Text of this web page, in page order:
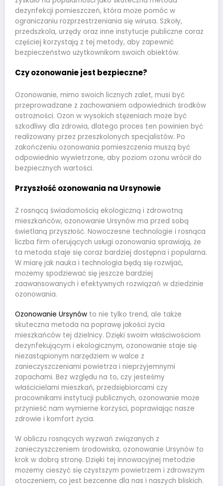
dezynfekcji pomieszczeń, która może pomóc w
ograniczaniu rozprzestrzeniania się wirusa. Szkoły,
przedszkola, urzędy oraz inne instytucje publiczne coraz
częściej korzystają z tej metody, aby zapewnić
bezpieczeństwo użytkownikom swoich obiektów.
Czy ozonowanie jest bezpieczne?
Ozonowanie, mimo swoich licznych zalet, musi być
przeprowadzane z zachowaniem odpowiednich środków
ostrożności. Ozon w wysokich stężeniach może być
szkodliwy dla zdrowia, dlatego proces ten powinien być
realizowany przez przeszkolonych specjalistów. Po
zakończeniu ozonowania pomieszczenia muszą być
odpowiednio wywietrzone, aby poziom ozonu wrócił do
bezpiecznych wartości.
Przyszłość ozonowania na Ursynowie
Z rosnącą świadomością ekologiczną i zdrowotną
mieszkańców, ozonowanie Ursynów ma przed sobą
świetlaną przyszłość. Nowoczesne technologie i rosnąca
liczba firm oferujących usługi ozonowania sprawiają, że
ta metoda staje się coraz bardziej dostępna i popularna.
W miarę jak nauka i technologia będą się rozwijać,
możemy spodziewać się jeszcze bardziej
zaawansowanych i efektywnych rozwiązań w dziedzinie
ozonowania.
Ozonowanie Ursynów to nie tylko trend, ale także
skuteczna metoda na poprawę jakości życia
mieszkańców tej dzielnicy. Dzięki swoim właściwościom
dezynfekującym i ekologicznym, ozonowanie staje się
niezastąpionym narzędziem w walce z
zanieczyszczeniami powietrza i nieprzyjemnymi
zapachami. Bez względu na to, czy jesteśmy
właścicielami mieszkań, przedsiębiorcami czy
pracownikami instytucji publicznych, ozonowanie może
przynieść nam wymierne korzyści, poprawiając nasze
zdrowie i komfort życia.
W obliczu rosnących wyzwań związanych z
zanieczyszczeniem środowiska, ozonowanie Ursynów to
krok w dobrą stronę. Dzięki tej innowacyjnej metodzie
możemy cieszyć się czystszym powietrzem i zdrowszym
otoczeniem, co jest bezcenne dla nas i naszych bliskich.